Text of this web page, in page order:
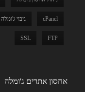
cPanel גיבוי ג'ומלה
FTP
SSL
אחסון אתרים ג'ומלה